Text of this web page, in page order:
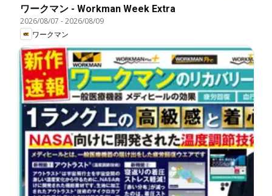
ワークマン - Workman Week Extra
2026/08/07 -2026/08/09
ワークマン